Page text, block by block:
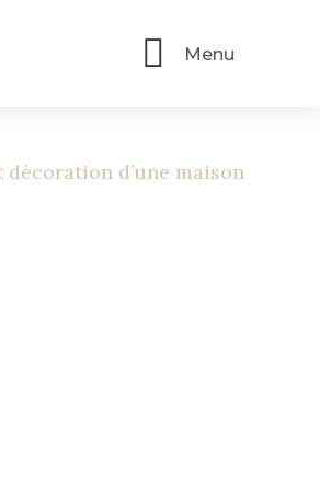
Menu
décoration d’une maison